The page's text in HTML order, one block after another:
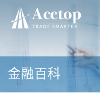
金融百科